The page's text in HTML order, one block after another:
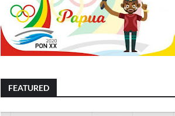
FEATURED